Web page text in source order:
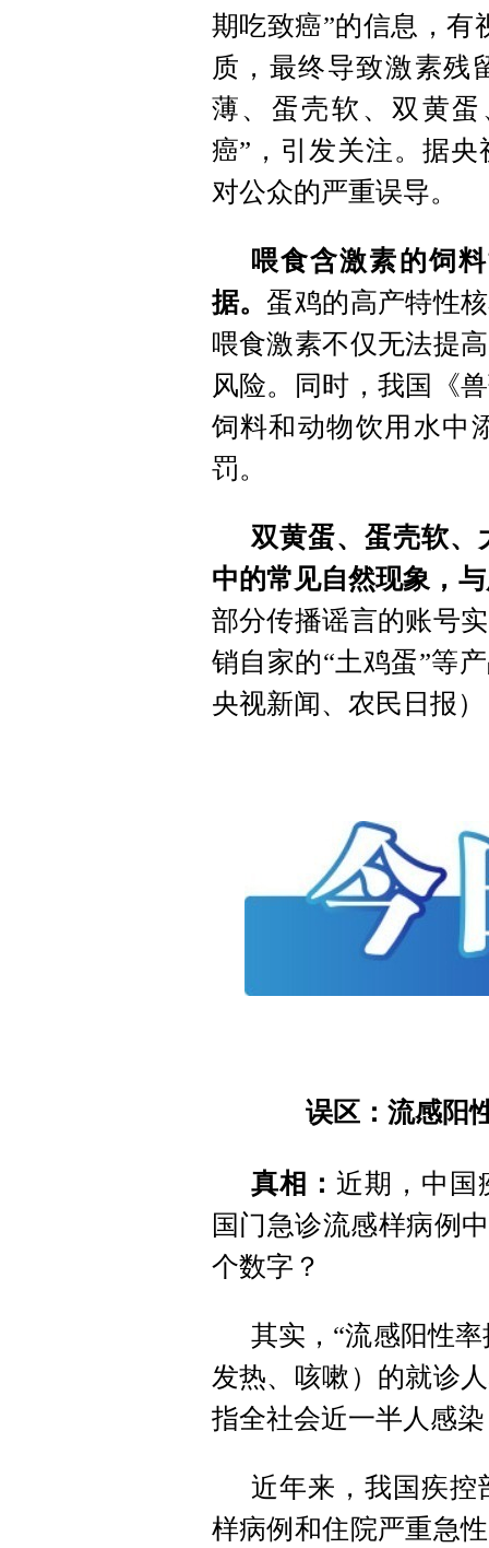
期吃致癌”的信息，有
质，最终导致激素残
薄、蛋壳软、双黄
癌”，引发关注。据
对公众的严重误导。
喂食含激素的饲
据。蛋鸡的高产特性
喂食激素不仅无法提
风险。同时，我国《
饲料和动物饮用水中
罚。
双黄蛋、蛋壳软、
中的常见自然现象，
部分传播谣言的账号
销自家的“土鸡蛋”等
央视新闻、农民日报）
误区：流感阳性
真相： 近期，中国
国门急诊流感样病例
个数字？
其实，“流感阳性
发热、咳嗽）的就诊
指全社会近一半人感
近年来，我国疾控
样病例和住院严重急